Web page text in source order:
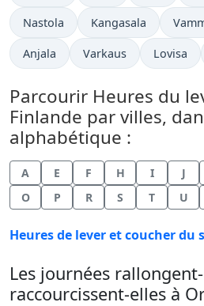
Nastola Kangasala
Anjala Varkaus Lovisa
Parcourir Heures du
Finlande par villes,
alphabétique :
A E F H I J
O
P R S T U
Heures de lever et coucher du
Les journées
raccourcissent-elles à